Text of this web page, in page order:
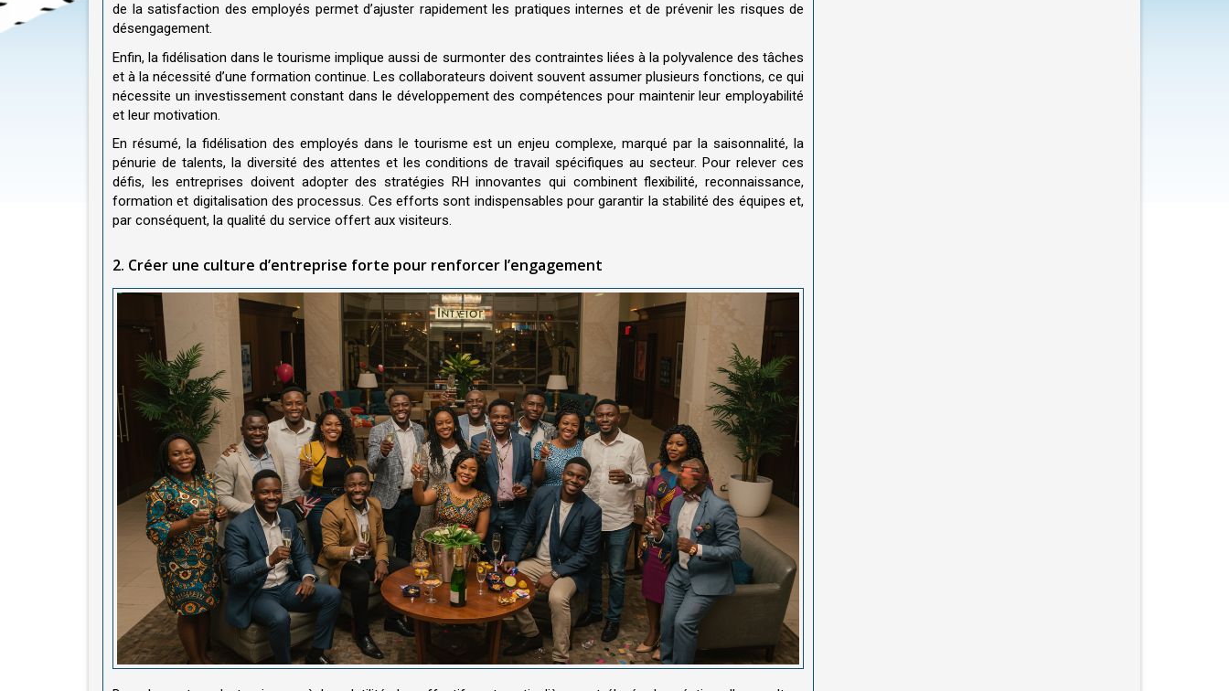
de la satisfaction des employés permet d’ajuster rapidement les pratiques internes et de prévenir les risques de
désengagement.
Enfin, la fidélisation dans le tourisme implique aussi de surmonter des contraintes liées à la polyvalence des tâches
et à la nécessité d’une formation continue. Les collaborateurs doivent souvent assumer plusieurs fonctions, ce qui
nécessite un investissement constant dans le développement des compétences pour maintenir leur employabilité
et leur motivation.
En résumé, la fidélisation des employés dans le tourisme est un enjeu complexe, marqué par la saisonnalité, la
pénurie de talents, la diversité des attentes et les conditions de travail spécifiques au secteur. Pour relever ces
défis, les entreprises doivent adopter des stratégies RH innovantes qui combinent flexibilité, reconnaissance,
formation et digitalisation des processus. Ces efforts sont indispensables pour garantir la stabilité des équipes et,
par conséquent, la qualité du service offert aux visiteurs.
2. Créer une culture d’entreprise forte pour renforcer l’engagement